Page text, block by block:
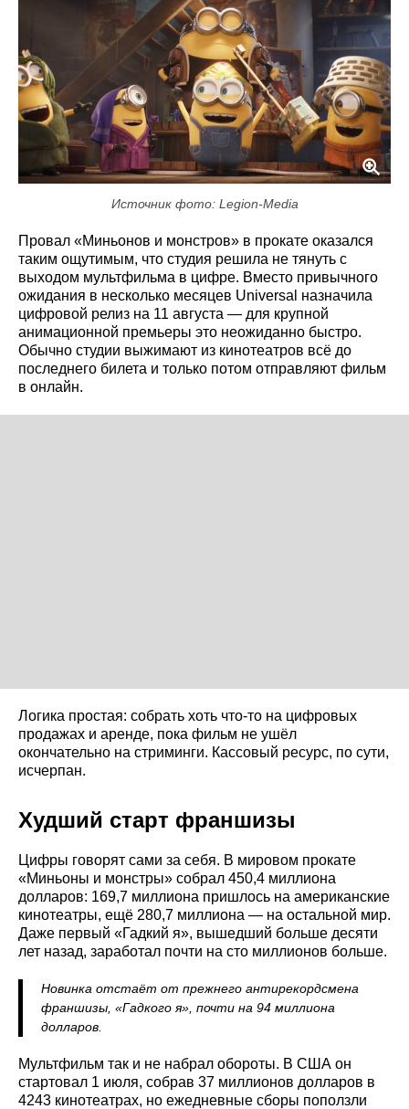
Источник фото: Legion-Media
Провал «Миньонов и монстров» в прокате оказался
таким ощутимым, что студия решила не тянуть с
выходом мультфильма в цифре. Вместо привычного
ожидания в несколько месяцев Universal назначила
цифровой релиз на 11 августа — для крупной
анимационной премьеры это неожиданно быстро.
Обычно студии выжимают из кинотеатров всё до
последнего билета и только потом отправляют фильм
в онлайн.
Логика простая: собрать хоть что-то на цифровых
продажах и аренде, пока фильм не ушёл
окончательно на стриминги. Кассовый ресурс, по сути,
исчерпан.
Худший старт франшизы
Цифры говорят сами за себя. В мировом прокате
«Миньоны и монстры» собрал 450,4 миллиона
долларов: 169,7 миллиона пришлось на американские
кинотеатры, ещё 280,7 миллиона — на остальной мир.
Даже первый «Гадкий я», вышедший больше десяти
лет назад, заработал почти на сто миллионов больше.
Новинка отстаёт от прежнего антирекордсмена
франшизы, «Гадкого я», почти на 94 миллиона
долларов.
Мультфильм так и не набрал обороты. В США он
стартовал 1 июля, собрав 37 миллионов долларов в
4243 кинотеатрах, но ежедневные сборы поползли